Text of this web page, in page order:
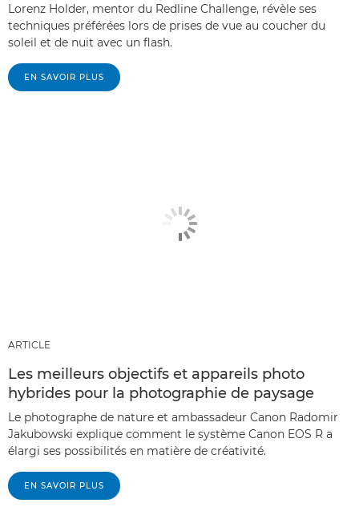
Lorenz Holder, mentor du Redline Challenge, révèle ses
techniques préférées lors de prises de vue au coucher du
soleil et de nuit avec un flash.
EN SAVOIR PLUS
ARTICLE
Les meilleurs objectifs et appareils photo
hybrides pour la photographie de paysage
Le photographe de nature et ambassadeur Canon Radomir
Jakubowski explique comment le système Canon EOS R a
élargi ses possibilités en matière de créativité.
EN SAVOIR PLUS